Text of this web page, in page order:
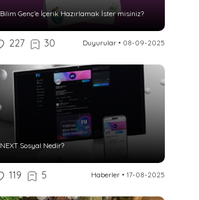
Bilim Genç’e İçerik Hazırlamak İster misiniz?
227 30 Duyurular• 08-09-2025
NEXT Sosyal Nedir?
119 5 Haberler• 17-08-2025